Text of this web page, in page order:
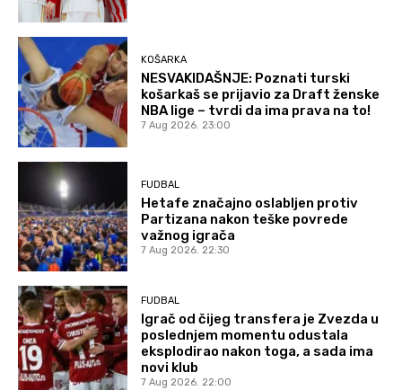
KOŠARKA
NESVAKIDAŠNJE: Poznati turski
košarkaš se prijavio za Draft ženske
NBA lige – tvrdi da ima prava na to!
7 Aug 2026. 23:00
FUDBAL
Hetafe značajno oslabljen protiv
Partizana nakon teške povrede
važnog igrača
7 Aug 2026. 22:30
FUDBAL
Igrač od čijeg transfera je Zvezda u
poslednjem momentu odustala
eksplodirao nakon toga, a sada ima
novi klub
7 Aug 2026. 22:00